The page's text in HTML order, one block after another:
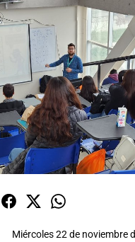
Miércoles 22 de noviembre